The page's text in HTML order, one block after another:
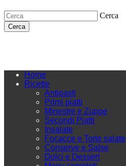
Cerca
Cerca
Home
Ricette
Antipasti
Primi piatti
Minestre e Zuppe
Secondi Piatti
Insalate
Focacce e Torte salate
Conserve e Salse
Dolci e Dessert